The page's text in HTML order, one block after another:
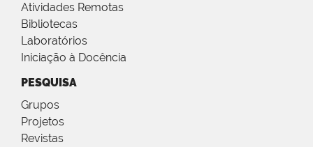
Atividades Remotas
Bibliotecas
Laboratórios
Iniciação à Docência
PESQUISA
Grupos
Projetos
Revistas